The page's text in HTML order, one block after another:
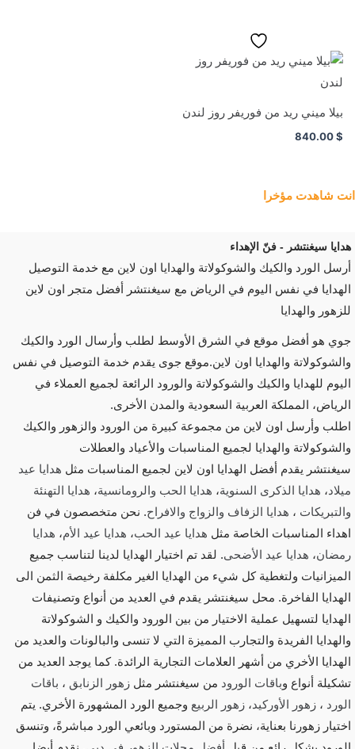
بيلا ميني ريد من فوريفر روز لندن
840.00$
انت شاهدت مؤخرا
هدايا سيغنتشر - فنّ الإهداء
أرسل الورد والكيك والشوكولاتة والهدايا اون لاين مع خدمة التوصيل
الهدايا في نفس اليوم في الرياض مع سيغنتشر أفضل متجر اون لاين
للزهور والهدايا
جوي هو أفضل موقع في الشرق الأوسط لطلب وأرسال الورد والكيك
والشوكولاتة والهدايا اون لاين.موقع جوى يقدم خدمة التوصيل في نفس
اليوم للهدايا والكيك والشوكولاتة والورود الرائعة لجميع العملاء في
الرياض، المملكة العربية السعودية والمدن الأخرى.
اطلب وأرسل اون لاين من مجموعة كبيرة من الورود والزهور والكيك
والشوكولاتة والهدايا لجميع المناسبات والأعياد والعطلات
سيغنتشر يقدم أفضل الهدايا اون لاين لجميع المناسبات مثل هدايا عيد
ميلاد، هدايا الذكرى السنوية، هدايا الحب والرومانسية، هدايا التهنئة
والتبريكات ، هدايا الزفاف والزواج والافراح. نحن متخصصون في فن
اهداء المناسبات الخاصة مثل هدايا عيد الحب، هدايا عيد الأم، هدايا
رمضان، هدايا عيد الأضحى. لقد تم اختيار الهدايا لدينا لتناسب جميع
الميزانيات ولتغطية كل شيء من الهدايا الغير مكلفة رخيصة الثمن الى
الهدايا الفاخرة. محل سيغنتشر يقدم في العديد من أنواع وتصنيفات
الهدايا لتسهيل عملية الاختيار من بين الورود والكيك و الشوكولاتة
والهدايا الفريدة والتجارب المميزة التي لا تنسى والبالونات والعديد من
الهدايا الأخري من أشهر العلامات التجارية الرائدة. كما يوجد العديد من
تشكيلة أنواع وباقات الورود من سيغنتشر مثل زهور الزنابق ، باقات
الورد ، زهور الأوركيد، زهور الربيع وجميع الورد المشهورة الأخري. يتم
اختيار زهورنا بعناية، نضرة من المستورد وبائعي الورد مباشرةً، وتنسق